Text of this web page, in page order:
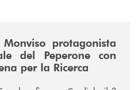
protagonista
del Peperone con
per la Ricerca